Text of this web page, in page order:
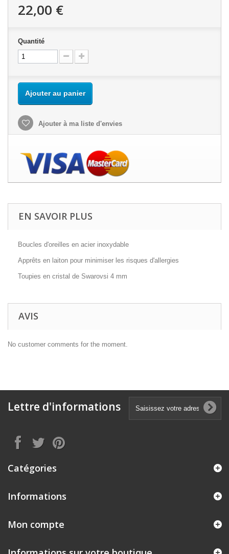
22,00 €
Quantité
Ajouter au panier
Ajouter à ma liste d'envies
EN SAVOIR PLUS
Boucles d'oreilles en acier inoxydable
Apprêts en laiton pour minimiser les risques d'allergies
Toupies en cristal de Swarovsi 4 mm
AVIS
No customer comments for the moment.
Lettre d'informations
Catégories
Informations
Mon compte